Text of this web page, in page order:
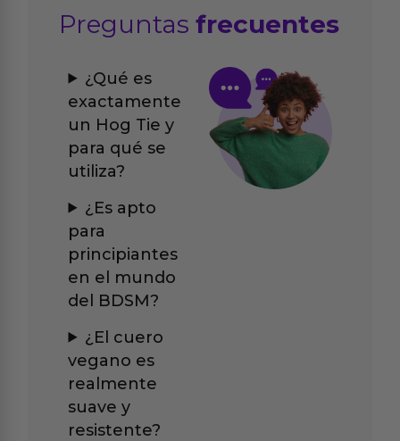
Preguntasfrecuentes
¿Qué es
exactamente
un Hog Tie y
para qué se
utiliza?
¿Es apto
para
principiantes
en el mundo
del BDSM?
¿El cuero
vegano es
realmente
suave y
resistente?